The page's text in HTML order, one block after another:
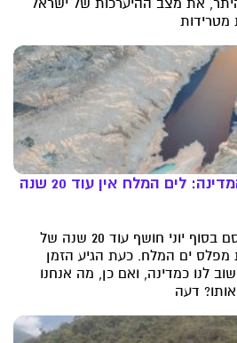
מטרידות
בתגובה לדו"ח מבקר המדינה: לים המלח אין עוד 20 שנה
דו"ח מבקר המדינה שפורסם בסוף יוני חושף עוד 20 שנה של
מפלס ים המלח. כעת הגיע הזמן
לנו כמדינה, ואם כן, מה אנחנו
דעה